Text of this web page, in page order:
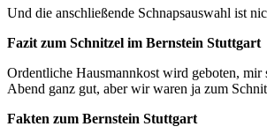
Und die anschließende Schnapsauswahl ist
Fazit zum Schnitzel im Bernstein Stuttgart
Ordentliche Hausmannkost wird geboten,
Abend ganz gut, aber wir waren ja zum
Fakten zum Bernstein Stuttgart